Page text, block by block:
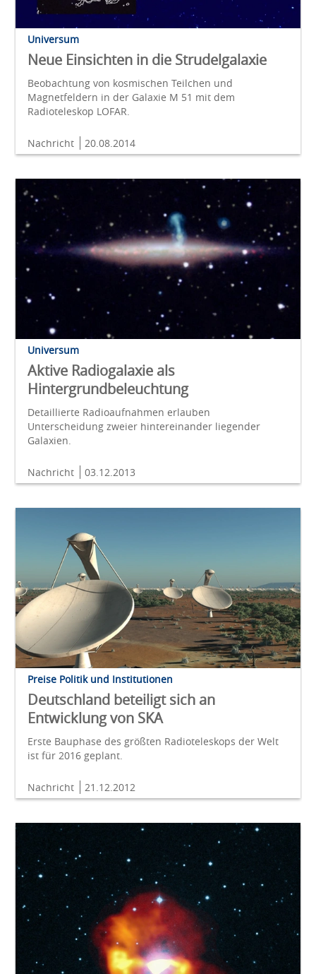
Universum
Neue Einsichten in die Strudelgalaxie
Beobachtung von kosmischen Teilchen und
Magnetfeldern in der Galaxie M 51 mit dem
Radioteleskop LOFAR.
Nachricht 20.08.2014
Universum
Aktive Radiogalaxie als
Hintergrundbeleuchtung
Detaillierte Radioaufnahmen erlauben
Unterscheidung zweier hintereinander liegender
Galaxien.
Nachricht 03.12.2013
Preise Politik und Institutionen
Deutschland beteiligt sich an
Entwicklung von SKA
Erste Bauphase des größten Radioteleskops der Welt
ist für 2016 geplant.
Nachricht 21.12.2012